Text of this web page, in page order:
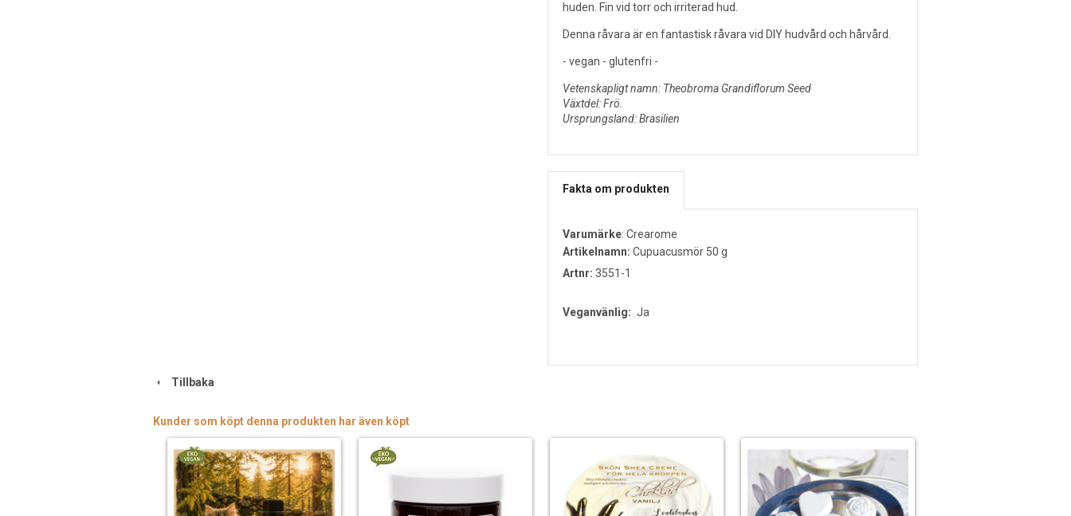
huden. Fin vid torr och irriterad hud.
Denna råvara är en fantastisk råvara vid DIY hudvård och hårvård.
- vegan - glutenfri -
Vetenskapligt namn: Theobroma Grandiflorum Seed
Växtdel: Frö.
Ursprungsland: Brasilien
Fakta om produkten
Varumärke: Crearome
Artikelnamn: Cupuacusmör 50 g
Artnr: 3551-1
Veganvänlig: Ja
Tillbaka
Kunder som köpt denna produkten har även köpt